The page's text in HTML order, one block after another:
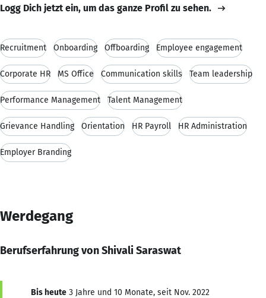
Logg Dich jetzt ein, um das ganze Profil zu sehen.
Recruitment Onboarding Offboarding Employee engagement
Corporate HR MS Office Communication skills Team leadership
Performance Management Talent Management
Grievance Handling Orientation HR Payroll HR Administration
Employer Branding
Werdegang
Berufserfahrung von Shivali Saraswat
Bis heute 3 Jahre und 10 Monate, seit Nov. 2022